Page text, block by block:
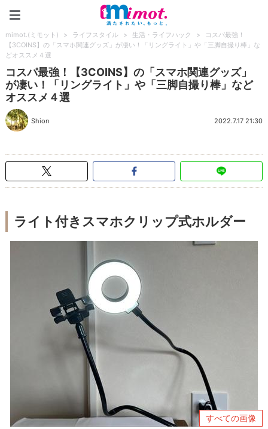
mimot.(ミモット) > ライフスタイル > 生活・ライフハック >
コスパ最強！
【3COINS】の「スマホ関連グッズ」が凄い！「リングライト」や「三脚自撮り棒」な
どオススメ４選
コスパ最強！【3COINS】の「スマホ関連グッズ」
が凄い！「リングライト」や「三脚自撮り棒」など
オススメ４選
Shion 2022.7.17 21:30
ライト付きスマホクリップ式ホルダー
すべての画像